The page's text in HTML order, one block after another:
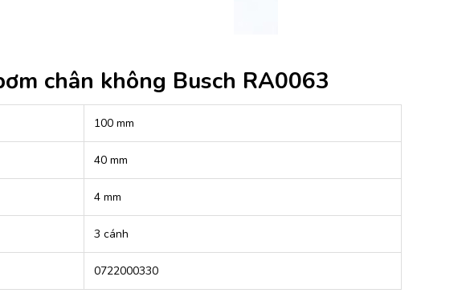
chân không Busch RA0063
100 mm
40 mm
4 mm
3 cánh
0722000330